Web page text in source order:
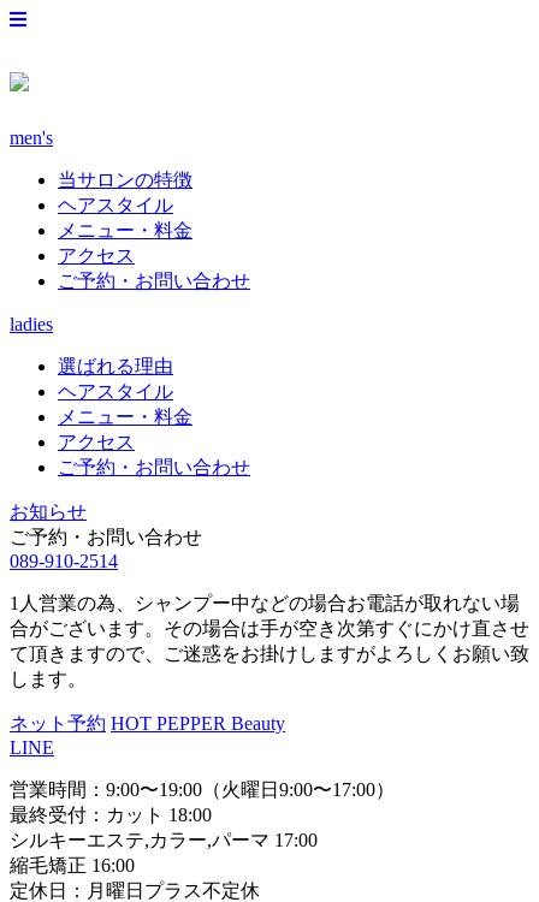
men's
当サロンの特徴
ヘアスタイル
メニュー・料金
アクセス
ご予約・お問い合わせ
ladies
選ばれる理由
ヘアスタイル
メニュー・料金
アクセス
ご予約・お問い合わせ
お知らせ
ご予約・お問い合わせ
089-910-2514
1人営業の為、シャンプー中などの場合お電話が取れない場
合がございます。その場合は手が空き次第すぐにかけ直させ
て頂きますので、ご迷惑をお掛けしますがよろしくお願い致
します。
ネット予約 HOT PEPPER Beauty
LINE
営業時間：9:00〜19:00（火曜日9:00〜17:00）
最終受付：カット 18:00
シルキーエステ,カラー,パーマ 17:00
縮毛矯正 16:00
定休日：月曜日プラス不定休